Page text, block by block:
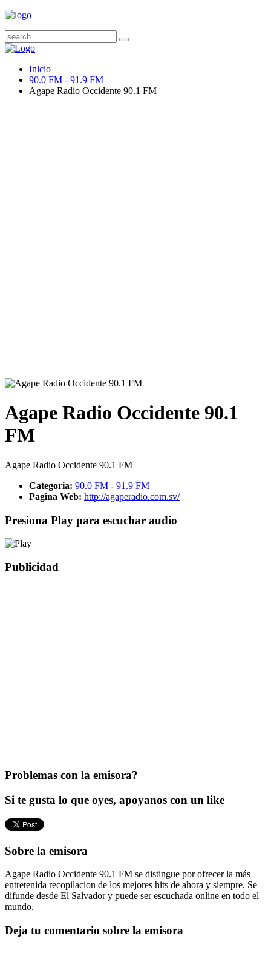
Inicio
90.0 FM - 91.9 FM
Agape Radio Occidente 90.1 FM
Agape Radio Occidente 90.1
FM
Agape Radio Occidente 90.1 FM
Categoria: 90.0 FM - 91.9 FM
Pagina Web: http://agaperadio.com.sv/
Presiona Play para escuchar audio
Publicidad
Problemas con la emisora?
Si te gusta lo que oyes, apoyanos con un like
Sobre la emisora
Agape Radio Occidente 90.1 FM se distingue por ofrecer la más
entretenida recopilacion de los mejores hits de ahora y siempre. Se
difunde desde El Salvador y puede ser escuchada online en todo el
mundo.
Deja tu comentario sobre la emisora